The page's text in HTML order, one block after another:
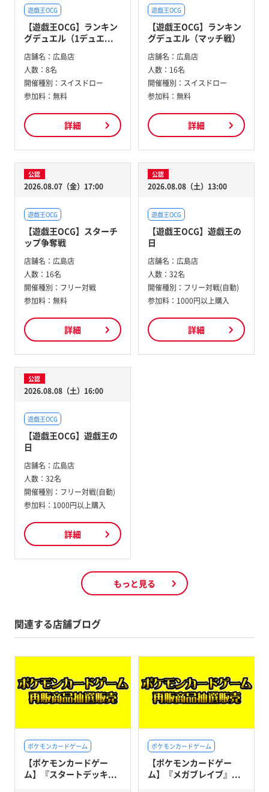
遊戯王OCG
【遊戯王OCG】ランキン
グデュエル（1デュエ...
店舗名： 広島店
人数： 8名
開催種別： スイスドロー
参加料： 無料
詳細
遊戯王OCG
【遊戯王OCG】ランキン
グデュエル（マッチ戦）
店舗名： 広島店
人数： 16名
開催種別： スイスドロー
参加料： 無料
詳細
公認
2026.08.07（金）17:00
遊戯王OCG
【遊戯王OCG】スターチ
ップ争奪戦
店舗名： 広島店
人数： 16名
開催種別： フリー対戦
参加料： 無料
詳細
公認
2026.08.08（土）13:00
遊戯王OCG
【遊戯王OCG】遊戯王の
日
店舗名： 広島店
人数： 32名
開催種別： フリー対戦(自動)
参加料： 1000円以上購入
詳細
公認
2026.08.08（土）16:00
遊戯王OCG
【遊戯王OCG】遊戯王の
日
店舗名： 広島店
人数： 32名
開催種別： フリー対戦(自動)
参加料： 1000円以上購入
詳細
もっと見る
関連する店舗ブログ
ポケモンカードゲーム
【ポケモンカードゲー
ム】『スタートデッキ...
ポケモンカードゲーム
【ポケモンカードゲー
ム】『メガブレイブ』...